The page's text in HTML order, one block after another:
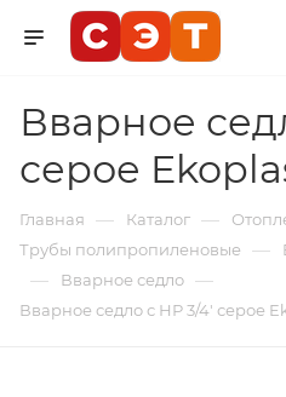
Вварное
серое
Главная — Каталог —
Трубы полипропиленовые —
— Вварное седло —
Вварное седло с НР 3/4' серое